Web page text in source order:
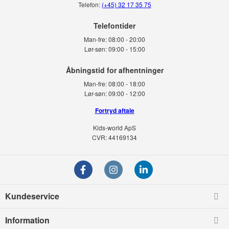
Telefon: (+45) 32 17 35 75
Telefontider
Man-fre:08:00 - 20:00
Lør-søn: 09:00 - 15:00
Man-fre:08:00 - 18:00
Lør-søn:09:00 - 12:00
Fortryd aftale
Kids-world ApS
CVR: 44169134
Kundeservice
Information